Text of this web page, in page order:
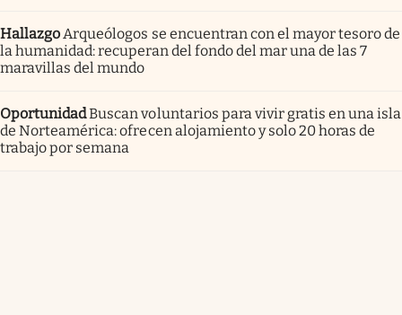
Hallazgo Arqueólogos se encuentran con el mayor tesoro de
la humanidad: recuperan del fondo del mar una de las 7
maravillas del mundo
OportunidadBuscan voluntarios para vivir gratis en una isla
de Norteamérica: ofrecen alojamiento y solo 20 horas de
trabajo por semana